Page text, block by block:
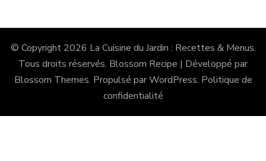
© Copyright 2026 La Cuisine du Jardin : Recettes & Menus.
Tous droits réservés. Blossom Recipe | Développé par
Blossom Themes. Propulsé parWordPress. Politique de
confidentialité